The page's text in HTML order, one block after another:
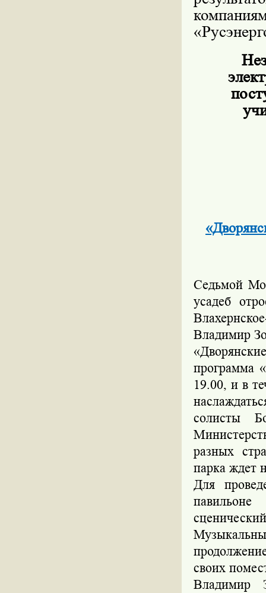
Седьмой
усадеб
Владимир
программа
19.00, и в
солисты
разных
парка ждет
Для
своих
Владимир